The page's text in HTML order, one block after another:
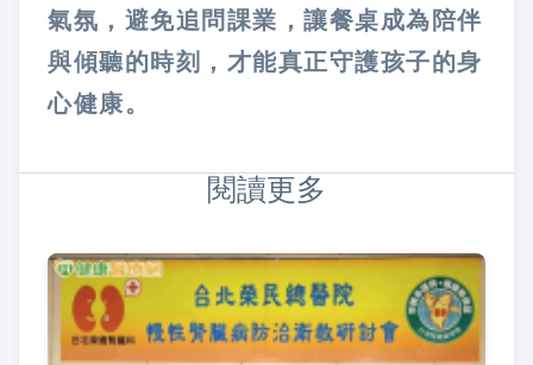
氣氛，避免追問課業，讓餐桌成為陪伴
與傾聽的時刻，才能真正守護孩子的身
心健康。
閱讀更多